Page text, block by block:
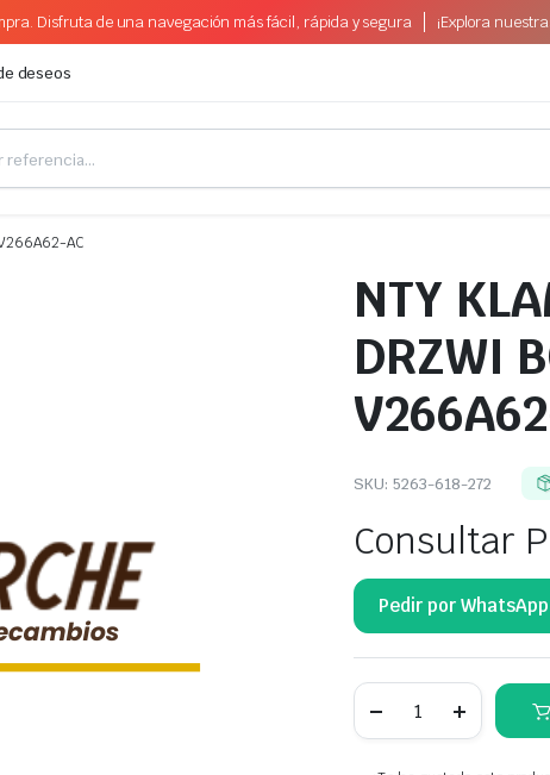
Disfruta de una navegación más fácil, rápida y segura ¡Explora
deseos
V266A62-AC
NTY
DRZWI
SKU: 5263-618-272
Consultar
Pedir por WhatsApp
KLAMKA
WEWNĘTRZNA